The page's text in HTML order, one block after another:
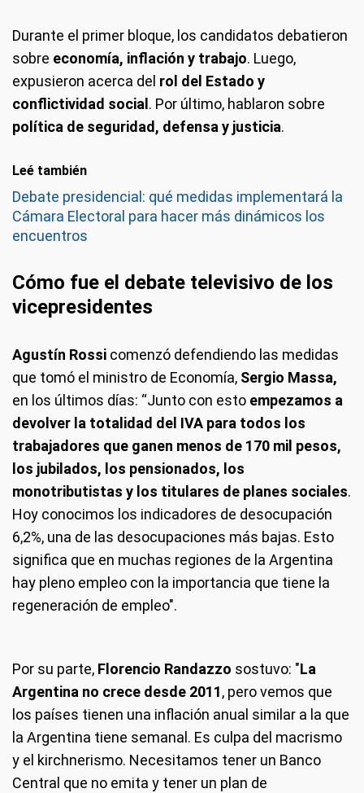
Durante el primer bloque, los candidatos debatieron
sobre economía, inflación y trabajo. Luego,
expusieron acerca del rol del Estado y
conflictividad social . Por último, hablaron sobre
política de seguridad, defensa y justicia.
Leé también
Debate presidencial: qué medidas implementará la
Cámara Electoral para hacer más dinámicos los
encuentros
Cómo fue el debate televisivo de los
vicepresidentes
Agustín Rossi comenzó defendiendo las medidas
que tomó el ministro de Economía, Sergio Massa,
en los últimos días: “Junto con esto empezamos a
devolver la totalidad del IVA para todos los
trabajadores que ganen menos de 170 mil pesos,
los jubilados, los pensionados, los
monotributistas y los titulares de planes sociales.
Hoy conocimos los indicadores de desocupación
6,2%, una de las desocupaciones más bajas. Esto
significa que en muchas regiones de la Argentina
hay pleno empleo con la importancia que tiene la
regeneración de empleo".
Por su parte, Florencio Randazzo sostuvo: "La
Argentina no crece desde 2011, pero vemos que
los países tienen una inflación anual similar a la que
la Argentina tiene semanal. Es culpa del macrismo
y el kirchnerismo. Necesitamos tener un Banco
Central que no emita y tener un plan de